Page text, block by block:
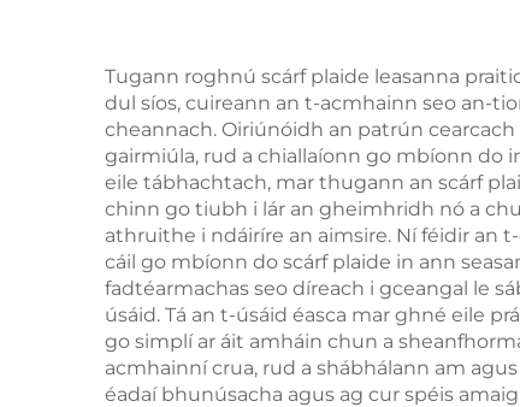
Tugann roghnú scárf plaide leasanna
dul síos, cuireann an t-acmhainn seo an-
cheannach. Oiriúnóidh an patrún
gairmiúla, rud a chiallaíonn go mbíonn do
eile tábhachtach, mar thugann an scárf
chinn go tiubh i lár an gheimhridh nó a
athruithe i ndáiríre an aimsire. Ní féidir an
cáil go mbíonn do scárf plaide in ann
fadtéarmachas seo díreach i gceangal le
úsáid. Tá an t-úsáid éasca mar ghné eile
go simplí ar áit amháin chun a
acmhainní crua, rud a shábhálann am
éadaí bhunúsacha agus ag cur spéis